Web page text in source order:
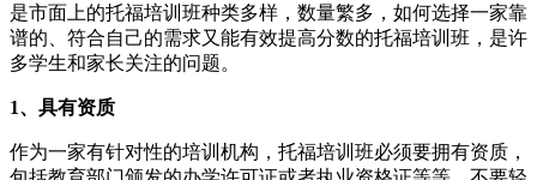
是市面上的托福培训班种类多样，数量繁多，如何选择一家靠
谱的、符合自己的需求又能有效提高分数的托福培训班，是许
多学生和家长关注的问题。
1、具有资质
作为一家有针对性的培训机构，托福培训班必须要拥有资质，